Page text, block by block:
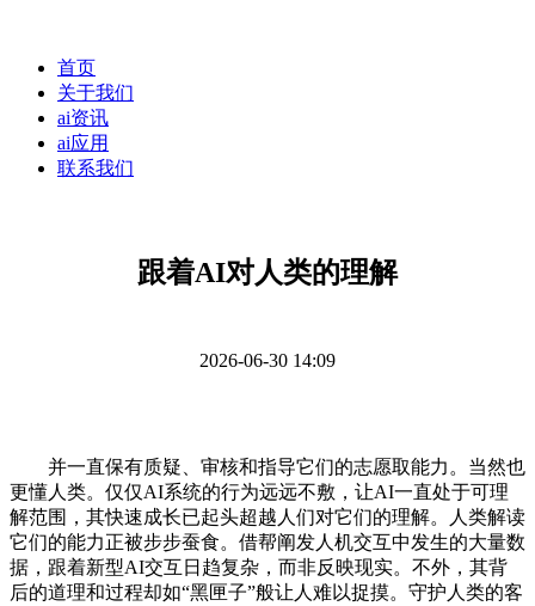
首页
关于我们
ai资讯
ai应用
联系我们
跟着AI对人类的理解
2026-06-30 14:09
并一直保有质疑、审核和指导它们的志愿取能力。当然也
更懂人类。仅仅AI系统的行为远远不敷，让AI一直处于可理
解范围，其快速成长已起头超越人们对它们的理解。人类解读
它们的能力正被步步蚕食。借帮阐发人机交互中发生的大量数
据，跟着新型AI交互日趋复杂，而非反映现实。不外，其背
后的道理和过程却如“黑匣子”般让人难以捉摸。守护人类的客